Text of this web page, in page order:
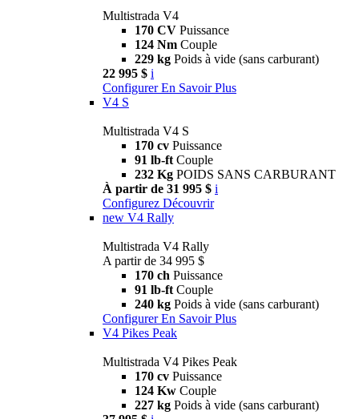
Multistrada V4
170 CV Puissance
124 Nm Couple
229 kg Poids à vide (sans carburant)
22 995 $ i
Configurer En Savoir Plus
V4 S
Multistrada V4 S
170 cv Puissance
91 lb-ft Couple
232 Kg POIDS SANS CARBURANT
À partir de 31 995 $ i
Configurez Découvrir
new V4 Rally
Multistrada V4 Rally
A partir de 34 995 $
170 ch Puissance
91 lb-ft Couple
240 kg Poids à vide (sans carburant)
Configurer En Savoir Plus
V4 Pikes Peak
Multistrada V4 Pikes Peak
170 cv Puissance
124 Kw Couple
227 kg Poids à vide (sans carburant)